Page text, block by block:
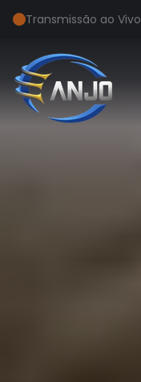
Transmissão ao Vivo